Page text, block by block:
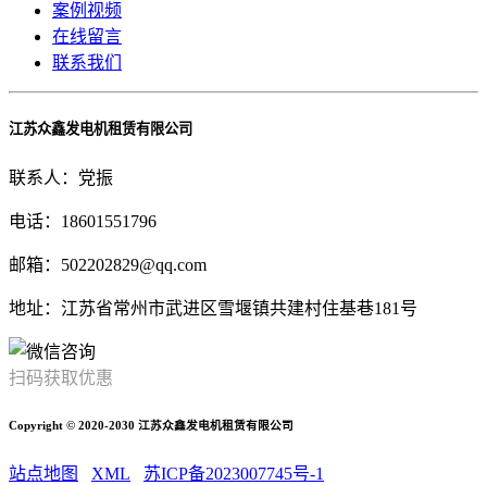
案例视频
在线留言
联系我们
江苏众鑫发电机租赁有限公司
联系人：党振
电话：18601551796
邮箱：502202829@qq.com
地址：江苏省常州市武进区雪堰镇共建村住基巷181号
扫码获取优惠
Copyright © 2020-2030 江苏众鑫发电机租赁有限公司
站点地图 XML 苏ICP备2023007745号-1